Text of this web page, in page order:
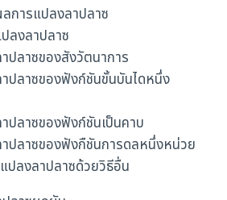
การแปลงลาปลาซ
ลงลาปลาซ
ปลาซของสังวัตนาการ
ปลาซของฟังก์ชันขั้นบันไดหนึ่ง
ปลาซของฟังก์ชันเป็นคาบ
ปลาซของฟังกืชันการดลหนึ่งหน่วย
ปลงลาปลาซด้วยวิธีอื่น